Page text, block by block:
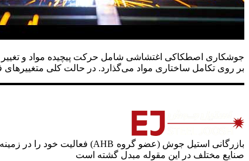
جوشکاری اصطکاکی اغتشاشی شامل حرکت پیچیده مواد و تغییر
بر روی تکامل ساختاری مواد می‌گذارد. در حالت کلی
صنایع مختلف در این مقوله مبدل گشته است